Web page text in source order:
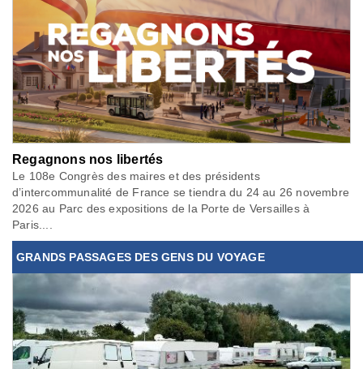
Regagnons nos libertés
Le 108e Congrès des maires et des présidents
d’intercommunalité de France se tiendra du 24 au 26 novembre
2026 au Parc des expositions de la Porte de Versailles à
Paris....
GRANDS PASSAGES DES GENS DU VOYAGE